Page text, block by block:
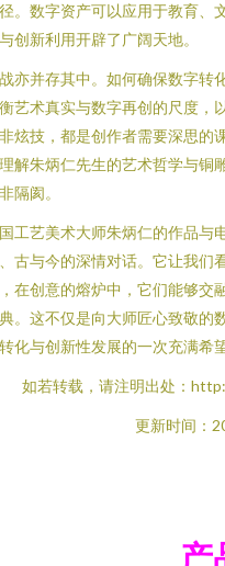
。数字资产可以应用于教育、
创新利用开辟了广阔天地。
亦并存其中。如何确保数字转
艺术真实与数字再创的尺度，
炫技，都是创作者需要深思的
解朱炳仁先生的艺术哲学与铜
隔阂。
工艺美术大师朱炳仁的作品与
古与今的深情对话。它让我们
在创意的熔炉中，它们能够交
。这不仅是向大师匠心致敬的
化与创新性发展的一次充满希
如若转载，请注明出处：
更新时间：
产